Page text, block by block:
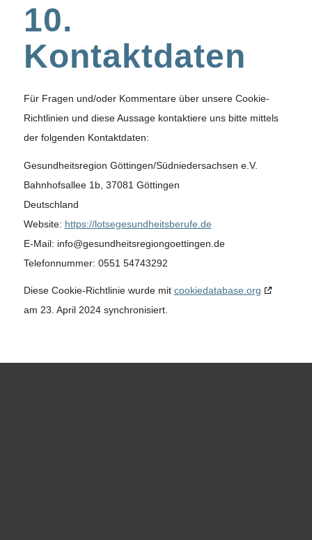
10.
Kontaktdaten
Für Fragen und/oder Kommentare über unsere Cookie-
Richtlinien und diese Aussage kontaktiere uns bitte mittels
der folgenden Kontaktdaten:
Gesundheitsregion Göttingen/Südniedersachsen e.V.
Bahnhofsallee 1b, 37081 Göttingen
Deutschland
Website: https://lotsegesundheitsberufe.de
E-Mail: info@gesundheitsregiongoettingen.de
Telefonnummer: 0551 54743292
Diese Cookie-Richtlinie wurde mit cookiedatabase.org
am 23. April 2024 synchronisiert.